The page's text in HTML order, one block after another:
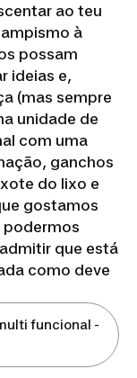
ao teu
à
possam
ideias e,
(mas sempre
unidade de
com uma
ganchos
do lixo e
gostamos
podermos
que está
como deve
funcional -